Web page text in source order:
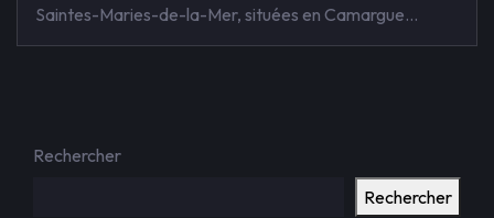
Saintes-Maries-de-la-Mer, situées en Camargue…
Rechercher
Rechercher